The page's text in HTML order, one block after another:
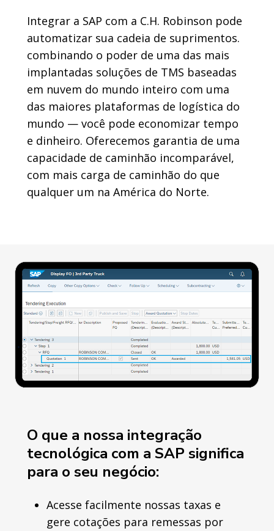
Integrar a SAP com a C.H. Robinson pode
automatizar sua cadeia de suprimentos.
combinando o poder de uma das mais
implantadas soluções de TMS baseadas
em nuvem do mundo inteiro com uma
das maiores plataformas de logística do
mundo — você pode economizar tempo
e dinheiro. Oferecemos garantia de uma
capacidade de caminhão incomparável,
com mais carga de caminhão do que
qualquer um na América do Norte.
O que a nossa integração
tecnológica com a SAP significa
para o seu negócio:
Acesse facilmente nossas taxas e
gere cotações para remessas por